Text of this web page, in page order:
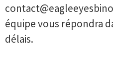
équipe vous répondra
délais.